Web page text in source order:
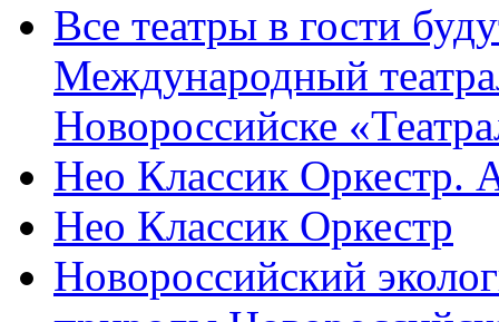
Все театры в гости
Международный
Новороссийске
Нео Классик Оркестр.
Нео Классик Оркестр
Новороссийский